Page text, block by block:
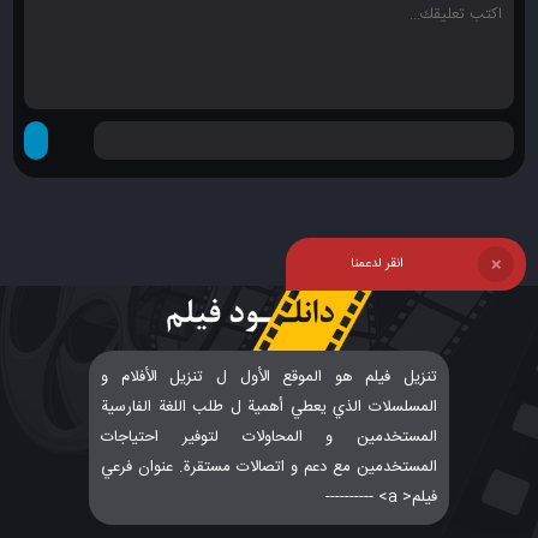
تنزيل فيلم هو الموقع الأول ل تنزيل الأفلام و
المسلسلات الذي يعطي أهمية ل طلب اللغة الفارسية
المستخدمين و المحاولات لتوفير احتياجات
المستخدمين مع دعم و اتصالات مستقرة. عنوان فرعي
فيلم< a> ----------
انقر لدعمنا ❌